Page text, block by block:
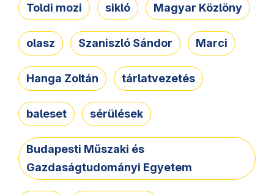
Toldi mozi sikló Magyar Közlöny
olasz Szaniszló Sándor Marci
Hanga Zoltán tárlatvezetés
baleset sérülések
Budapesti Műszaki és
Gazdaságtudományi Egyetem